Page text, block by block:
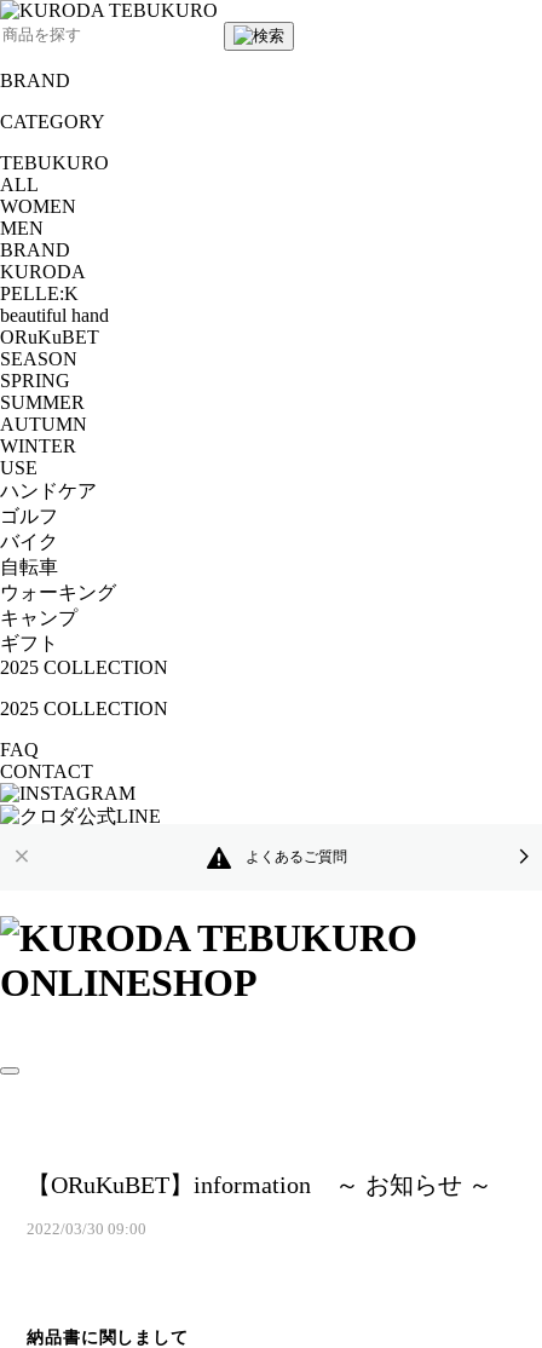
BRAND
CATEGORY
TEBUKURO
ALL
WOMEN
MEN
BRAND
KURODA
PELLE:K
beautiful hand
ORuKuBET
SEASON
SPRING
SUMMER
AUTUMN
WINTER
USE
ハンドケア
ゴルフ
バイク
自転車
ウォーキング
キャンプ
ギフト
2025 COLLECTION
2025 COLLECTION
FAQ
CONTACT
よくあるご質問
【ORuKuBET】information ～ お知らせ ～
2022/03/30 09:00
納品書に関しまして